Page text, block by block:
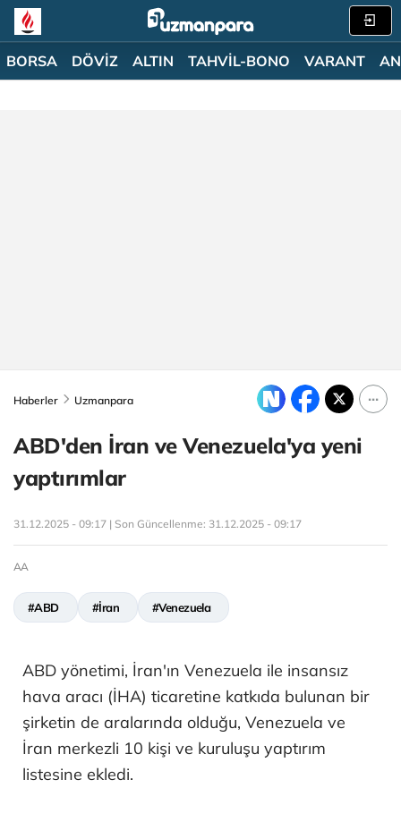
BORSA DÖVİZ ALTIN TAHVİL-BONO VARANT
Haberler Uzmanpara
ABD'den İran ve Venezuela'ya yeni
yaptırımlar
31.12.2025 - 09:17 | Son Güncellenme: 31.12.2025 - 09:17
AA
#ABD #İran #Venezuela
ABD yönetimi, İran'ın Venezuela ile insansız
hava aracı (İHA) ticaretine katkıda bulunan bir
şirketin de aralarında olduğu, Venezuela ve
İran merkezli 10 kişi ve kuruluşu yaptırım
listesine ekledi.